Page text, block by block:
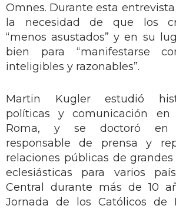
Omnes. Durante esta
la necesidad de que los
“menos asustados” y en su
bien para “manifestarse
inteligibles y razonables”.
Martin Kugler estudió
políticas y comunicación en
Roma, y se doctoró en
responsable de prensa y
relaciones públicas de
eclesiásticas para varios
Central durante más de 10
Jornada de los Católicos de